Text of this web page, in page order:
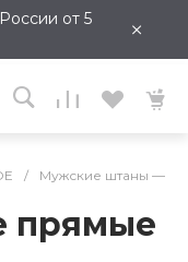
от 5
×
/ Мужские штаны —
прямые